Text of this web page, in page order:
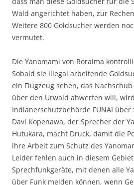
Wald angerichtet haben, zur
Weitere 800 Goldsucher werden
vermutet.
Die Yanomami von Roraima
Sobald sie illegal arbeitende
ein Flugzeug sehen, das
über den Urwald abwerfen will,
Indianerschutzbehörde FUNAI
Davi Kopenawa, der Sprecher der
Hutukara, macht Druck, damit die
ihre Arbeit zum Schutz des
Leider fehlen auch in diesem
Sprechfunkgeräte, mit denen alle
über Funk melden können, wenn